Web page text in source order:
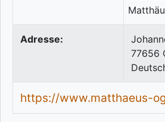
Adresse:
77656
https://www.matthaeus-